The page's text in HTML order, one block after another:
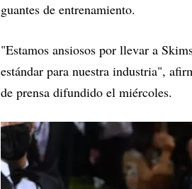
guantes de entrenamiento.
"Estamos ansiosos por llevar a
estándar para nuestra industria",
de prensa difundido el miércoles.